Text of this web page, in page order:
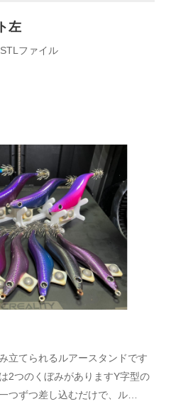
左
ファイル
立てられるルアースタンドです
2つのくぼみがありますY字型の
つずつ差し込むだけで、ル…